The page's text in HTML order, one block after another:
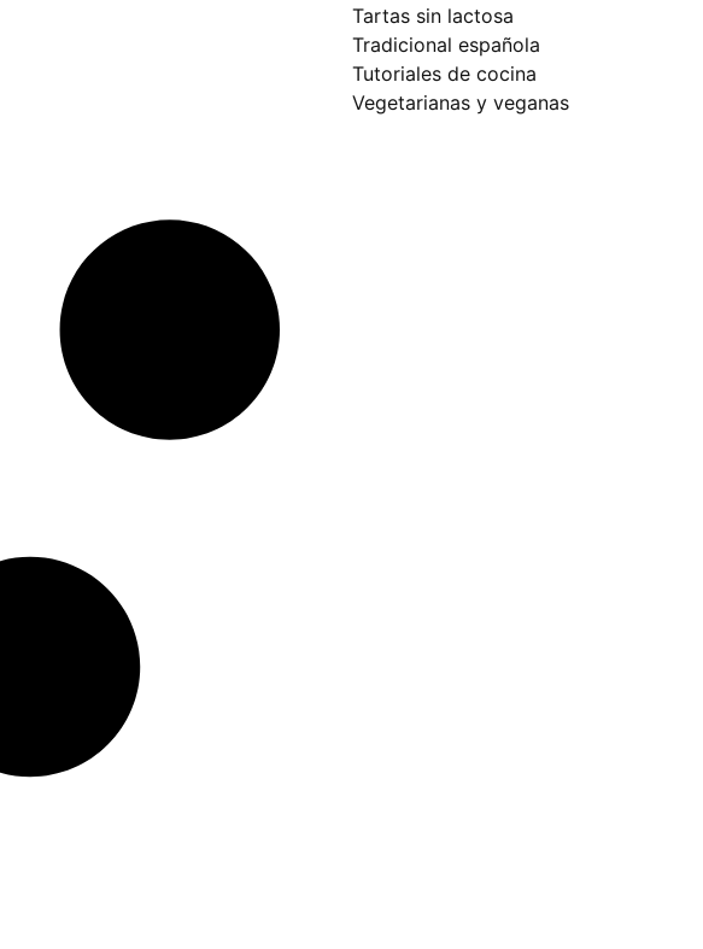
tartas sin lactosa
tradicional española
tutoriales de cocina
vegetarianas y veganas